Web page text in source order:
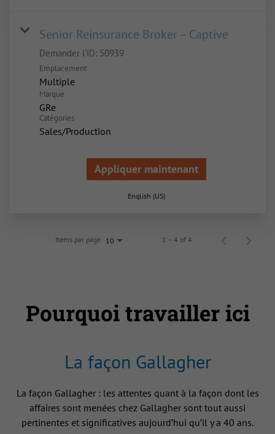
Senior Reinsurance Broker – Captive
Demander l'ID: 50939
Emplacement
Multiple
Marque
GRe
Catégories
Sales/Production
Appliquer maintenant
English (US)
Items par page 10 1 – 4 of 4
Pourquoi travailler ici
La façon Gallagher
La façon Gallagher : les attentes quant à la façon dont les
affaires sont menées chez Gallagher sont tout aussi
pertinentes et significatives aujourd’hui qu’il y a 40 ans.